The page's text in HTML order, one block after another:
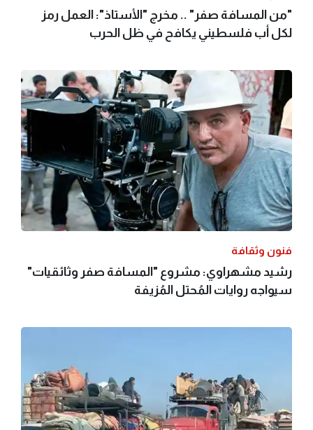
"من المسافة صفر" .. مخرج "الأستاذ": العمل رمز
لكل أب فلسطيني يكافح في ظل الحرب
فنون وثقافة
رشيد مشهراوي: مشروع "المسافة صفر وثائقيات"
سيواجه روايات المُحتل المُزيفة